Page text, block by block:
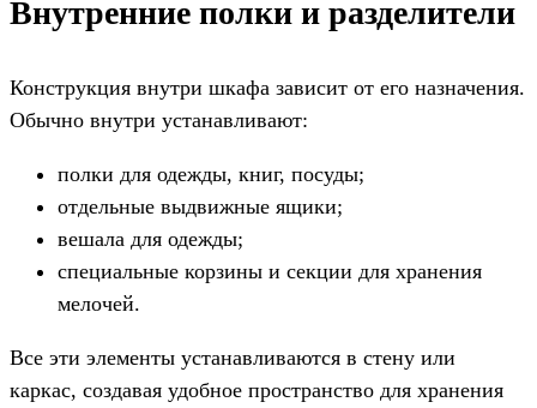
Внутренние полки и разделители
Конструкция внутри шкафа зависит от его назначения.
Обычно внутри устанавливают:
полки для одежды, книг, посуды;
отдельные выдвижные ящики;
вешала для одежды;
специальные корзины и секции для хранения
мелочей.
Все эти элементы устанавливаются в стену или
каркас, создавая удобное пространство для хранения